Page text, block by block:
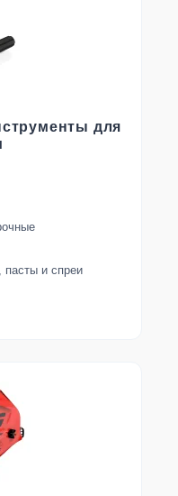
для
пасты и спреи